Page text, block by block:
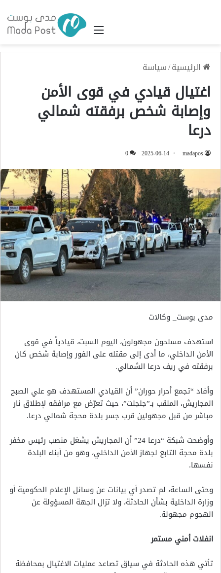
القائمة
الرئيسية/سياسة
اغتيال قيادي في قوى الأمن
وإصابة شخص برفقته شمالي
درعا
madapos
2025-06-14
0
مدى بوست_ وكالات
استهدف مسلحون مجهولون، اليوم السبت، قيادياً في قوى
الأمن الداخلي، ما أدى إلى مقتله على الفور وإصابة شخص كان
برفقته في ريف درعا الشمالي.
وأفاد “تجمع أحرار حوران” أن القيادي المستهدف هو علي الصبح
المجاريش، الملقب بـ”جلجلت”، حيث تعرّض مع مرافقه لإطلاق نار
مباشر من قبل مجهولين قرب جسر بلدة محجة شمالي درعا.
وأوضحت شبكة “درعا 24” أن المجاريش يشغل منصب رئيس مخفر
بلدة محجة التابع لجهاز الأمن الداخلي، وهو من أبناء البلدة
نفسها.
وحتى الساعة، لم تصدر أي بيانات عن وسائل الإعلام الحكومية أو
وزارة الداخلية بشأن الحادثة، ولا تزال الجهة المسؤولة عن
الهجوم مجهولة.
انفلات أمني مستمر
تأتي هذه الحادثة في سياق تصاعد عمليات الاغتيال بمحافظة